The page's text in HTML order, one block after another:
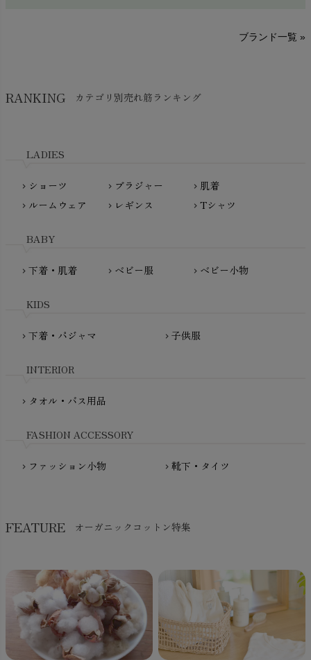
生活アートクラブ
nanadecor（ナナデェコール）
PeopleTree（ピープルツリー）
PRISTINE（プリスティン）
fromF（フロムエフ）
Madame MO（マダムモー）
maggies（マギーズ）
MATONA（マトナ）
mini rodini（ミニロディーニ）
My Little Cozmo（マイリトルコズモ）
NewNative（ニューネイティブ）
ブランド一覧 »
RANKING カテゴリ別売れ筋ランキング
LADIES
chevron_right ショーツ chevron_right ブラジャー chevron_right 肌着
chevron_right ルームウェア chevron_right レギンス chevron_rightTシャツ
BABY
chevron_right 下着・肌着 chevron_right ベビー服 chevron_right ベビー小物
KIDS
chevron_right 下着・パジャマ chevron_right 子供服
INTERIOR
chevron_right タオル・バス用品
FASHION ACCESSORY
chevron_right ファッション小物 chevron_right 靴下・タイツ
FEATURE オーガニックコットン特集